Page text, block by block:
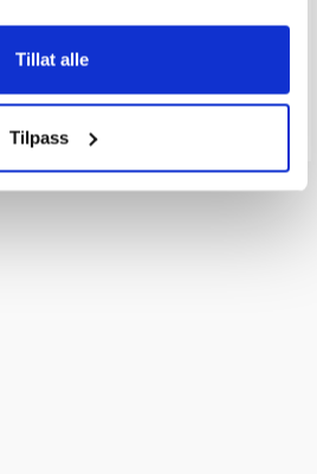
Tillat alle
Tilpass
Q & A
Send spørsmålet ditt